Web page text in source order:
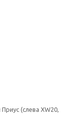
(слева XW20,